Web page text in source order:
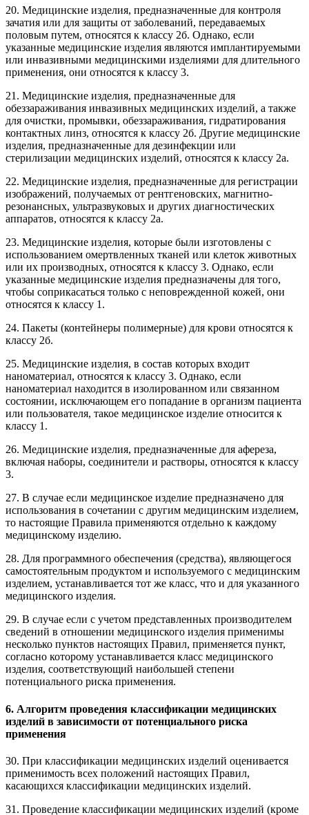
20. Медицинские изделия, предназначенные для контроля
зачатия или для защиты от заболеваний, передаваемых
половым путем, относятся к классу 2б. Однако, если
указанные медицинские изделия являются имплантируемыми
или инвазивными медицинскими изделиями для длительного
применения, они относятся к классу 3.
21. Медицинские изделия, предназначенные для
обеззараживания инвазивных медицинских изделий, а также
для очистки, промывки, обеззараживания, гидратирования
контактных линз, относятся к классу 2б. Другие медицинские
изделия, предназначенные для дезинфекции или
стерилизации медицинских изделий, относятся к классу 2а.
22. Медицинские изделия, предназначенные для регистрации
изображений, получаемых от рентгеновских, магнитно-
резонансных, ультразвуковых и других диагностических
аппаратов, относятся к классу 2а.
23. Медицинские изделия, которые были изготовлены с
использованием омертвленных тканей или клеток животных
или их производных, относятся к классу 3. Однако, если
указанные медицинские изделия предназначены для того,
чтобы соприкасаться только с неповрежденной кожей, они
относятся к классу 1.
24. Пакеты (контейнеры полимерные) для крови относятся к
классу 2б.
25. Медицинские изделия, в состав которых входит
наноматериал, относятся к классу 3. Однако, если
наноматериал находится в изолированном или связанном
состоянии, исключающем его попадание в организм пациента
или пользователя, такое медицинское изделие относится к
классу 1.
26. Медицинские изделия, предназначенные для афереза,
включая наборы, соединители и растворы, относятся к классу
3.
27. В случае если медицинское изделие предназначено для
использования в сочетании с другим медицинским изделием,
то настоящие Правила применяются отдельно к каждому
медицинскому изделию.
28. Для программного обеспечения (средства), являющегося
самостоятельным продуктом и используемого с медицинским
изделием, устанавливается тот же класс, что и для указанного
медицинского изделия.
29. В случае если с учетом представленных производителем
сведений в отношении медицинского изделия применимы
несколько пунктов настоящих Правил, применяется пункт,
согласно которому устанавливается класс медицинского
изделия, соответствующий наибольшей степени
потенциального риска применения.
6. Алгоритм проведения классификации медицинских
изделий в зависимости от потенциального риска
применения
30. При классификации медицинских изделий оценивается
применимость всех положений настоящих Правил,
касающихся классификации медицинских изделий.
31. Проведение классификации медицинских изделий (кроме